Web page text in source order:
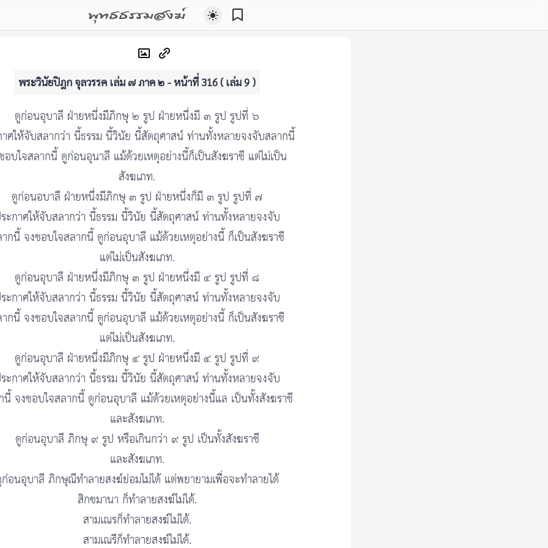
พุทธธรรมสงฆ์
พระวินัยปิฎก จุลวรรค เล่ม ๗ ภาค ๒ - หน้าที่ 316 ( เล่ม 9 )
ดูก่อนอุบาลี ฝ่ายหนึ่งมีภิกษุ ๒ รูป ฝ่ายหนึ่งมี ๓ รูป รูปที่ ๖
ศให้จับสลากว่า นี้ธรรม นี้วินัย นี้สัตถุศาสน์ ท่านทั้งหลายจงจับสลากนี้
อบใจสลากนี้ ดูก่อนอุนาลี แม้ด้วยเหตุอย่างนี้ก็เป็นสังฆราชี แต่ไม่เป็น
สังฆเภท.
ดูก่อนอบาลี ฝ่ายหนึ่งมีภิกษุ ๓ รูป ฝ่ายหนึ่งก็มี ๓ รูป รูปที่ ๗
ะกาศให้จับสลากว่า นี้ธรรม นี้วินัย นี้สัตถุศาสน์ ท่านทั้งหลายจงจับ
กนี้ จงชอบใจสลากนี้ ดูก่อนอุบาลี แม้ด้วยเหตุอย่างนี้ ก็เป็นสังฆราชี
แต่ไม่เป็นสังฆเภท.
ดูก่อนอุบาลี ฝ่ายหนึ่งมีภิกษุ ๓ รูป ฝ่ายหนึ่งมี ๔ รูป รูปที่ ๘
ะกาศให้จับสลากว่า นี้ธรรม นี้วินัย นี้สัตถุศาสน์ ท่านทั้งหลายจงจับ
กนี้ จงชอบใจสลากนี้ ดูก่อนอุบาลี แม้ด้วยเหตุอย่างนี้ ก็เป็นสังฆราชี
แต่ไม่เป็นสังฆเภท.
ดูก่อนอุบาลี ฝ่ายหนึ่งมีภิกษุ ๔ รูป ฝ่ายหนึ่งมี ๔ รูป รูปที่ ๙
ะกาศให้จับสลากว่า นี้ธรรม นี้วินัย นี้สัตถุศาสน์ ท่านทั้งหลายจงจับ
นี้ จงชอบใจสลากนี้ ดูก่อนอุบาลี แม้ด้วยเหตุอย่างนี้แล เป็นทั้งสังฆราชี
และสังฆเภท.
ดูก่อนอุบาลี ภิกษุ ๙ รูป หรือเกินกว่า ๙ รูป เป็นทั้งสังฆราชี
และสังฆเภท.
อนอุบาลี ภิกษุณีทำลายสงฆ์ย่อมไม่ได้ แต่พยายามเพื่อจะทำลายได้
สิกขมานา ก็ทำลายสงฆ์ไม่ได้.
สามเณรก็ทำลายสงฆ์ไม่ได้.
สามเณรีก็ทำลายสงฆ์ไม่ได้.